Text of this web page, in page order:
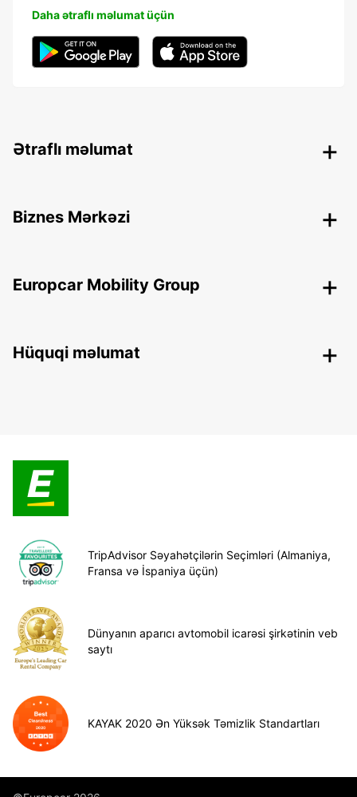
Daha ətraflı məlumat üçün
Ətraflı məlumat
Biznes Mərkəzi
Europcar Mobility Group
Hüquqi məlumat
TripAdvisor Səyahətçilərin Seçimləri (Almaniya,
Fransa və İspaniya üçün)
Dünyanın aparıcı avtomobil icarəsi şirkətinin veb
saytı
KAYAK 2020 Ən Yüksək Təmizlik Standartları